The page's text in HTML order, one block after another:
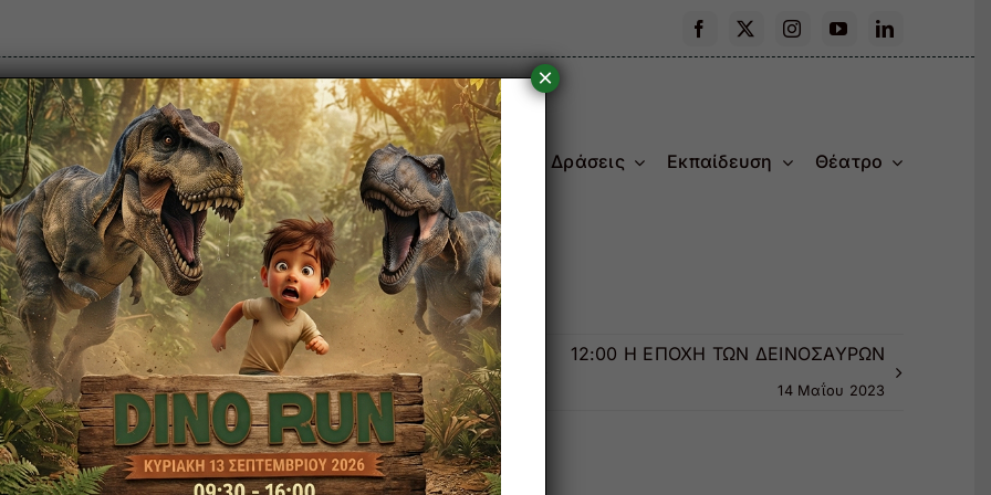
Εισιτηρίων Πολιτιστικό Πάρκο Πάρκο Κερατέας Δράσεις Εκπαίδευση Θέατρο
15:00 – 15:20 Παλαιοντολόγοι εν δράσει
7 Μαΐου 2023
12:00 Η ΕΠΟΧΗ ΤΩΝ ΔΕΙΝΟΣΑΥΡΩΝ
14 Μαΐου 2023
×